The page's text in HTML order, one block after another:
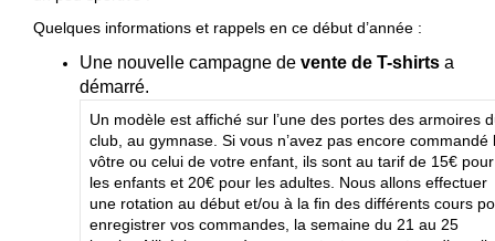
Quelques informations et rappels en ce début d’année :
Une nouvelle campagne de vente de T-shirts a
démarré.
Un modèle est affiché sur l’une des portes des armoires
club, au gymnase. Si vous n’avez pas encore commandé
vôtre ou celui de votre enfant, ils sont au tarif de 15€ pour
les enfants et 20€ pour les adultes. Nous allons effectuer
une rotation au début et/ou à la fin des différents cours
enregistrer vos commandes, la semaine du 21 au 25